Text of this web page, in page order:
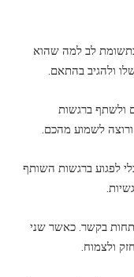
בתשומת לב למה שהוא
ולהגיב בהתאם.
ולשתף ברגשות
לשמוע מהכם.
לפגוע ברגשות השותף
בקשר. כאשר שני
ולצמוח.